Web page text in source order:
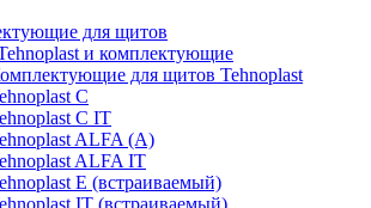
для щитов
и комплектующие
для щитов Tehnoplast
C
C IT
ALFA (А)
ALFA IT
E (встраиваемый)
IT (встраиваемый)